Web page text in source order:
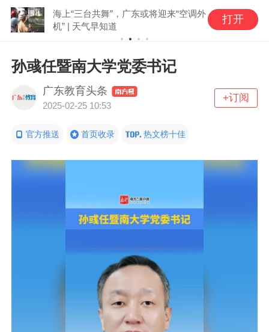
海上“三台共舞”，广东或将迎来“空调外
机” | 天气早知道
打开
孙彧任暨南大学党委书记
广东教育头条
2025-02-25 10:53
+订阅
官方推送 首页收录 热文榜十佳